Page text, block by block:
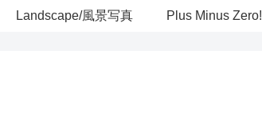
Landscape/風景写真 Plus Minus Zero!